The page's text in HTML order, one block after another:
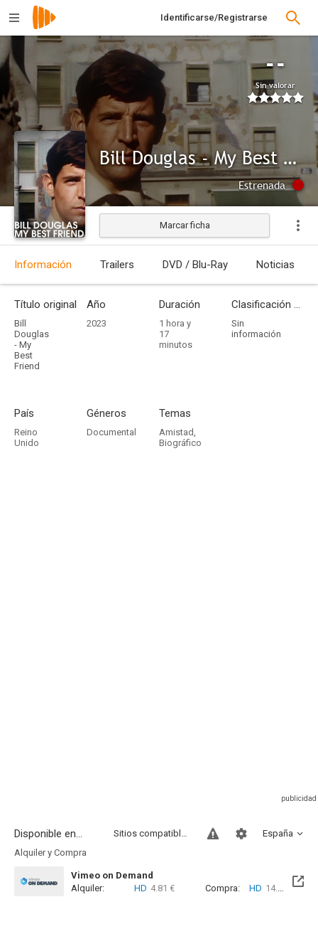
Identificarse/Registrarse
--
Sin valorar
Bill Douglas - My Best Friend
Estrenada
Marcar ficha
Información Trailers DVD / Blu-Ray Noticias
Título original
Bill
Douglas
- My
Best
Friend
Año
2023
Duración
1 hora y
17
minutos
Clasificación por edades
Sin
información
País
Reino
Unido
Géneros
Documental
Temas
Amistad,
Biográfico
Disponible en... España
Sitios compatibles
Alquiler y Compra
Vimeo on Demand
Alquiler:
HD 4.81 € Compra: HD 14.42 €